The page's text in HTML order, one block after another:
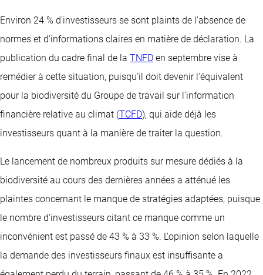
Environ 24 % d'investisseurs se sont plaints de l'absence de
normes et d'informations claires en matière de déclaration. La
publication du cadre final de la TNFD en septembre vise à
remédier à cette situation, puisqu'il doit devenir l'équivalent
pour la biodiversité du Groupe de travail sur l'information
financière relative au climat (TCFD), qui aide déjà les
investisseurs quant à la manière de traiter la question.
Le lancement de nombreux produits sur mesure dédiés à la
biodiversité au cours des dernières années a atténué les
plaintes concernant le manque de stratégies adaptées, puisque
le nombre d'investisseurs citant ce manque comme un
inconvénient est passé de 43 % à 33 %. L'opinion selon laquelle
la demande des investisseurs finaux est insuffisante a